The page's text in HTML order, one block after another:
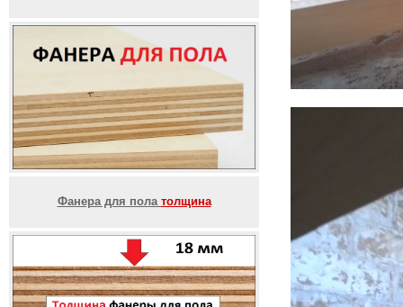
Фанера для пола толщина